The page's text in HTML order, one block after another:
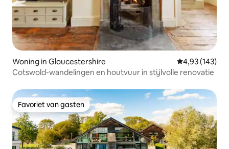
Woning in Gloucestershire Gemiddelde
4,93 (143)
Cotswold-wandelingen en houtvuur in stijlvolle renovatie
Favoriet van gasten
Favoriet van gasten